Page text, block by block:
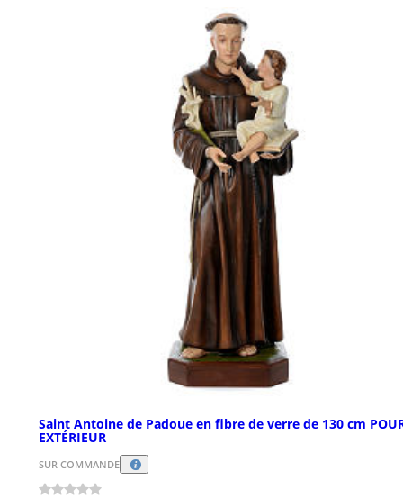
Saint Antoine de Padoue en fibre de verre de 130 cm
EXTÉRIEUR
SUR COMMANDE